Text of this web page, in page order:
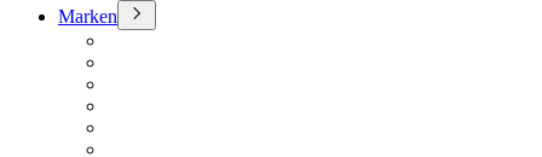
Marken